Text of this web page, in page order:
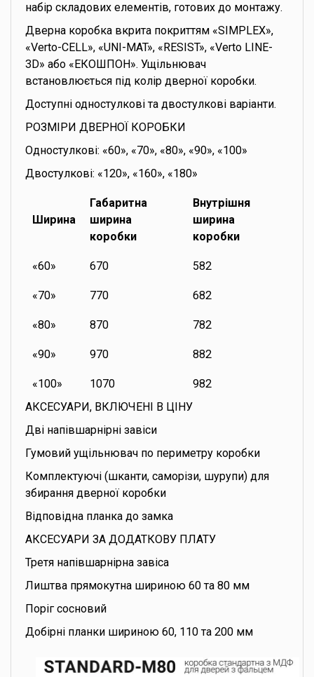
набір складових елементів, готових до монтажу.
Дверна коробка вкрита покриттям «SIMPLEX»,
«Verto-CELL», «UNI-MAT», «RESIST», «Verto LINE-
3D» або «ЕКОШПОН». Ущільнювач
встановлюється під колір дверної коробки.
Доступні одностулкові та двостулкові варіанти.
РОЗМІРИ ДВЕРНОЇ КОРОБКИ
Одностулкові: «60», «70», «80», «90», «100»
Двостулкові: «120», «160», «180»
Ширина
Габаритна
ширина
коробки
Внутрішня
ширина
коробки
«60» 670 582
«70» 770 682
«80» 870 782
«90» 970 882
«100» 1070
982
АКСЕСУАРИ, ВКЛЮЧЕНІ В ЦІНУ
Дві напівшарнірні завіси
Гумовий ущільнювач по периметру коробки
Комплектуючі (шканти, саморізи, шурупи) для
збирання дверної коробки
Відповідна планка до замка
АКСЕСУАРИ ЗА ДОДАТКОВУ ПЛАТУ
Третя напівшарнірна завіса
Лиштва прямокутна шириною 60 та 80 мм
Поріг сосновий
Добірні планки шириною 60, 110 та 200 мм